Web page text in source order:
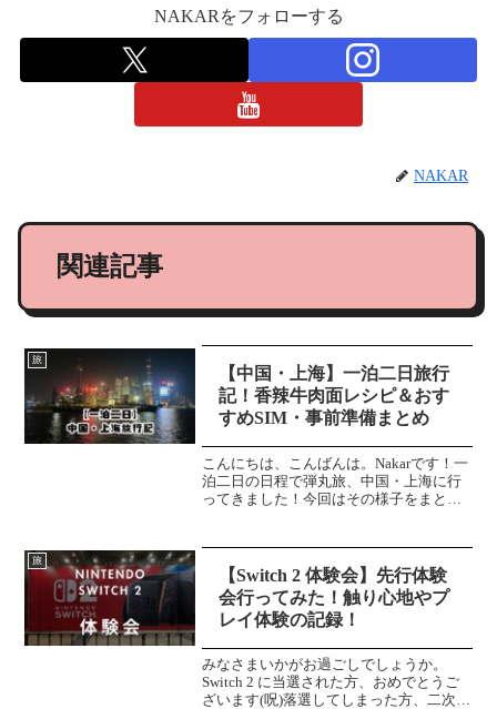
NAKARをフォローする
NAKAR
関連記事
旅
【中国・上海】一泊二日旅行
記！香辣牛肉面レシピ＆おす
すめSIM・事前準備まとめ
こんにちは、こんばんは。Nakarです！一
泊二日の日程で弾丸旅、中国・上海に行
ってきました！今回はその様子をまとめ
の人に刺さればいいなと思います。イン
スタグラムで写真を...
旅
【Switch 2 体験会】先行体験
会行ってみた！触り心地やプ
レイ体験の記録！
みなさまいかがお過ごしでしょうか。
Switch 2 に当選された方、おめでとうご
ざいます(呪)落選してしまった方、二次抽